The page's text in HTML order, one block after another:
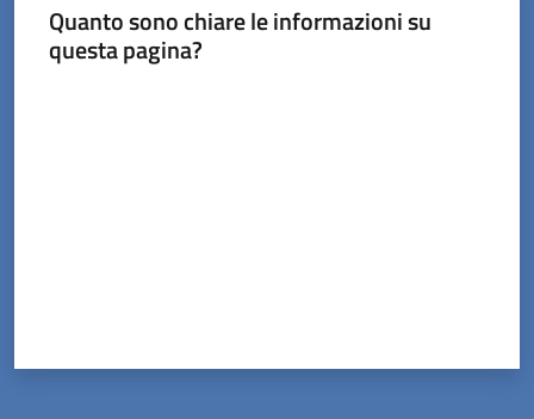
Quanto sono chiare le informazioni su
questa pagina?